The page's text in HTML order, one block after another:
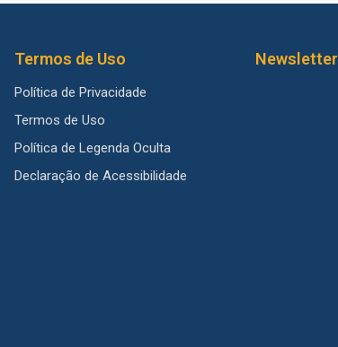
Termos de Uso
Política de Privacidade
Termos de Uso
Política de Legenda Oculta
Declaração de Acessibilidade
Newsletter